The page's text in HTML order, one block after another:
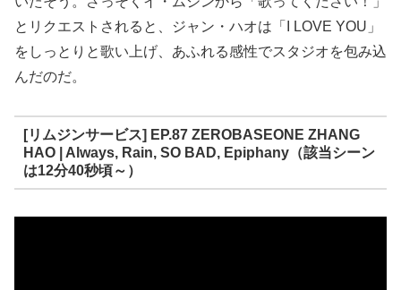
とリクエストされると、ジャン・ハオは「I LOVE YOU」
をしっとりと歌い上げ、あふれる感性でスタジオを包み込
んだのだ。
[リムジンサービス] EP.87 ZEROBASEONE ZHANG
HAO | Always, Rain, SO BAD, Epiphany（該当シーン
は12分40秒頃～）